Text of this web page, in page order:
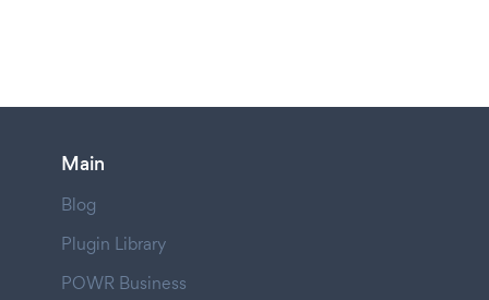
Main
Blog
Plugin Library
POWR Business